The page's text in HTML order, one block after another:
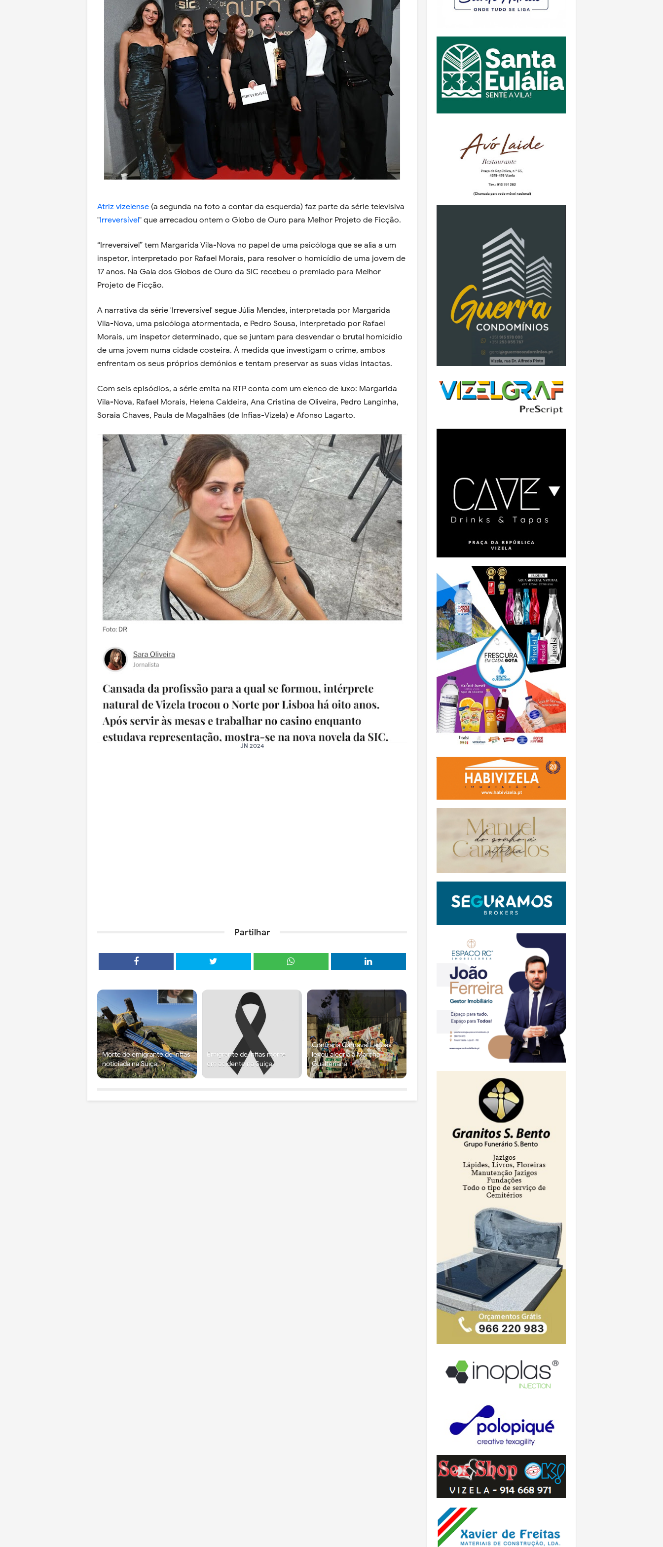
Atriz vizelense (a segunda na foto a contar da esquerda) faz parte da série televisiva
"Irreversível" que arrecadou ontem o Globo de Ouro para Melhor Projeto de Ficção.
“Irreversível” tem Margarida Vila-Nova no papel de uma psicóloga que se alia a um
inspetor, interpretado por Rafael Morais, para resolver o homicídio de uma jovem de
17 anos. Na Gala dos Globos de Ouro da SIC recebeu o premiado para Melhor
Projeto de Ficção.
A narrativa da série 'Irreversível' segue Júlia Mendes, interpretada por Margarida
Vila-Nova, uma psicóloga atormentada, e Pedro Sousa, interpretado por Rafael
Morais, um inspetor determinado, que se juntam para desvendar o brutal homicídio
de uma jovem numa cidade costeira. À medida que investigam o crime, ambos
enfrentam os seus próprios demónios e tentam preservar as suas vidas intactas.
Com seis episódios, a série emita na RTP conta com um elenco de luxo: Margarida
Vila-Nova, Rafael Morais, Helena Caldeira, Ana Cristina de Oliveira, Pedro Langinha,
Soraia Chaves, Paula de Magalhães (de Infias-Vizela) e Afonso Lagarto.
JN 2024
Partilhar
Morte de emigrante de Infias
noticiada na Suíça
Emigrante de Infias morre
em acidente na Suíça
Confraria Carnaval Lagoas
levou alegria à Marcha
Gualteriana